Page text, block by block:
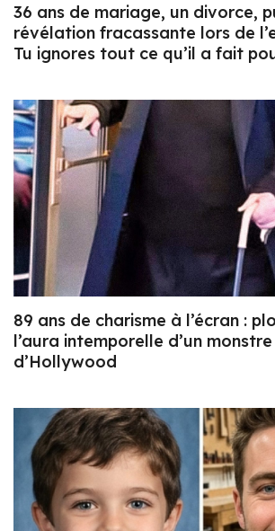
36 ans de mariage, un divorce,
révélation fracassante lors de
Tu ignores tout ce qu’il a fait
89 ans de charisme à l’écran :
l’aura intemporelle d’un
d’Hollywood